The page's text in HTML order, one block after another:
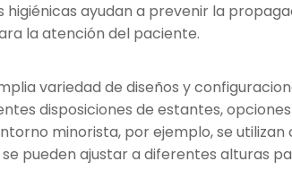
higiénicas ayudan a prevenir la
la atención del paciente.
variedad de diseños y
disposiciones de estantes,
minorista, por ejemplo, se
pueden ajustar a diferentes alturas